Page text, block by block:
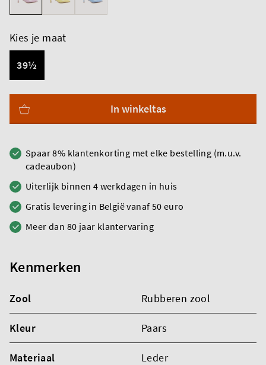
Kies je maat
39½
In winkeltas
Spaar 8% klantenkorting met elke bestelling (m.u.v.
cadeaubon)
Uiterlijk binnen 4 werkdagen in huis
Gratis levering in België vanaf 50 euro
Meer dan 80 jaar klantervaring
Kenmerken
Zool Rubberen zool
Kleur Paars
Materiaal Leder